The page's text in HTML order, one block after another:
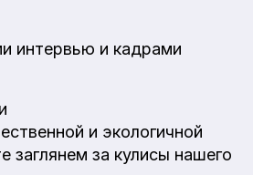
интервью и кадрами
и экологичной
заглянем за кулисы нашего